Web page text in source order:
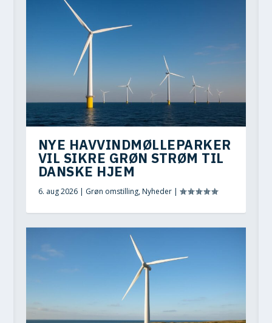
NYE HAVVINDMØLLEPARKER
VIL SIKRE GRØN STRØM TIL
DANSKE HJEM
6. aug 2026| Grøn omstilling,Nyheder|